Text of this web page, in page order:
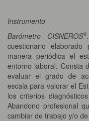
Instrumento
Barómetro CISNEROS®.
cuestionario
manera periódica el
entorno laboral. Consta
evaluar el grado de
escala para valorar el
los criterios
Abandono profesional
cambiar de trabajo y/o